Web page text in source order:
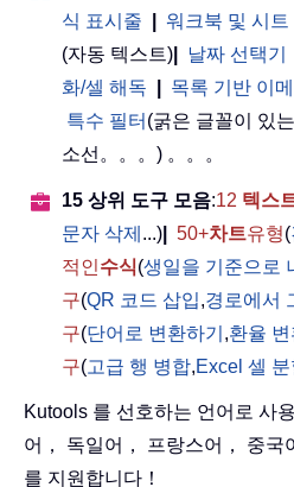
식 표시줄
워크북 및 시트
(자동 텍스트)
날짜 선택기
화/셀 해독
목록 기반 이
특수 필터 (굵은 글꼴이 있
소선。。。) 。。。
15 상위 도구 모음:12 텍스
문자 삭제 ...) 50+차트유형(
적인수식(생일을 기준으로
구(QR 코드 삽입,경로에서
구(단어로 변환하기 ,환율
구(고급 행 병합,Excel 셀
Kutools 를 선호하는 언어로 사
어， 독일어， 프랑스어， 중국
를 지원합니다！